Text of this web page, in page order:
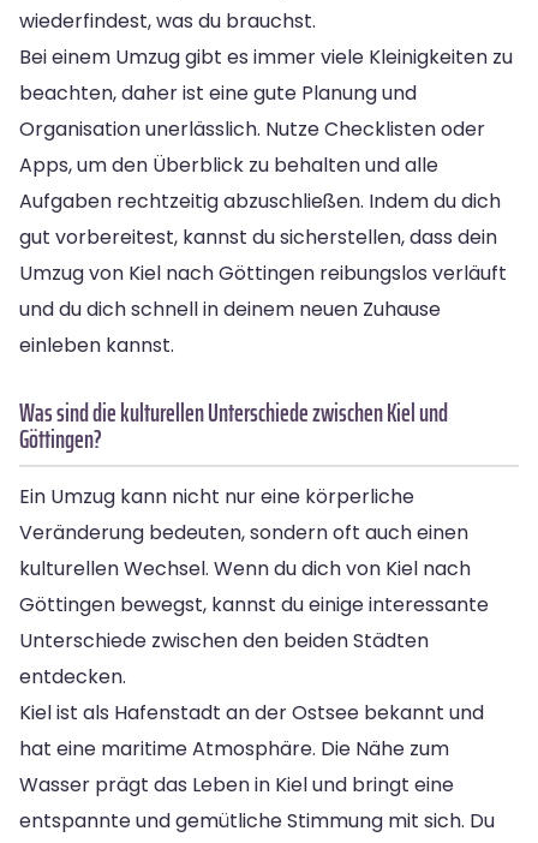
wiederfindest, was du brauchst.
Bei einem Umzug gibt es immer viele Kleinigkeiten zu
beachten, daher ist eine gute Planung und
Organisation unerlässlich. Nutze Checklisten oder
Apps, um den Überblick zu behalten und alle
Aufgaben rechtzeitig abzuschließen. Indem du dich
gut vorbereitest, kannst du sicherstellen, dass dein
Umzug von Kiel nach Göttingen reibungslos verläuft
und du dich schnell in deinem neuen Zuhause
einleben kannst.
Was sind die kulturellen Unterschiede zwischen Kiel und
Göttingen?
Ein Umzug kann nicht nur eine körperliche
Veränderung bedeuten, sondern oft auch einen
kulturellen Wechsel. Wenn du dich von Kiel nach
Göttingen bewegst, kannst du einige interessante
Unterschiede zwischen den beiden Städten
entdecken.
Kiel ist als Hafenstadt an der Ostsee bekannt und
hat eine maritime Atmosphäre. Die Nähe zum
Wasser prägt das Leben in Kiel und bringt eine
entspannte und gemütliche Stimmung mit sich. Du